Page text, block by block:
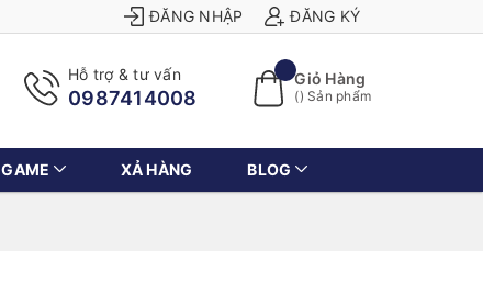
ĐĂNG NHẬP ĐĂNG KÝ
Hỗ trợ & tư vấn
0987414008
Giỏ Hàng
() Sản phẩm
GAME XẢ HÀNG BLOG